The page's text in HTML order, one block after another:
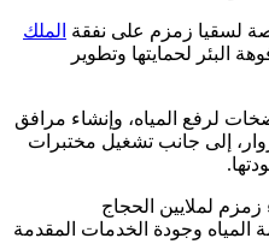
الملك
البئر لحمايتها وتطوير
لرفع المياه، وإنشاء مرافق
إلى جانب تشغيل مختبرات
لملايين الحجاج
المياه وجودة الخدمات المقدمة